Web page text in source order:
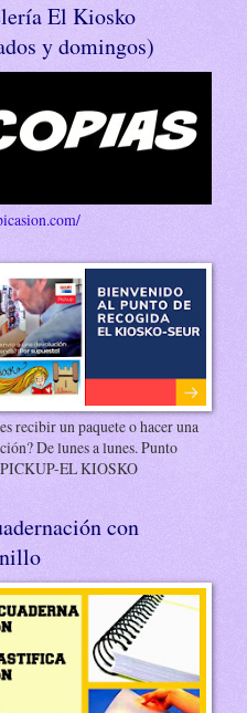
El Kiosko
y domingos)
recibir un paquete o hacer una
De lunes a lunes. Punto
EL KIOSKO
con